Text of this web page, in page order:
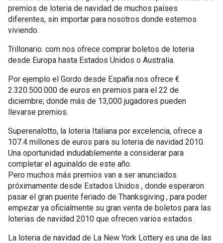
premios de loteria de navidad de muchos países
diferentes, sin importar para nosotros donde estemos
viviendo.
Trillonario. com nos ofrece comprar boletos de loteria
desde Europa hasta Estados Unidos o Australia.
Por ejemplo el Gordo desde España nos ofrece €
2.320.500.000 de euros en premios para el 22 de
diciembre; donde más de 13,000 jugadores pueden
llevarse premios.
Superenalotto, la loteria Italiana por excelencia, ofrece a
107.4 millones de euros para su loteria de navidad 2010.
Una oportunidad indudablemente a considerar para
completar el aguinaldo de este año.
Pero muchos más premios van a ser anunciados
próximamente desde Estados Unidos , donde esperaron
pasar el gran puente feriado de Thanksgiving , para poder
empezar ya oficialmente su gran venta de boletos para las
loterias de navidad 2010 que ofrecen varios estados .
La loteria de navidad de La New York Lottery es una de las